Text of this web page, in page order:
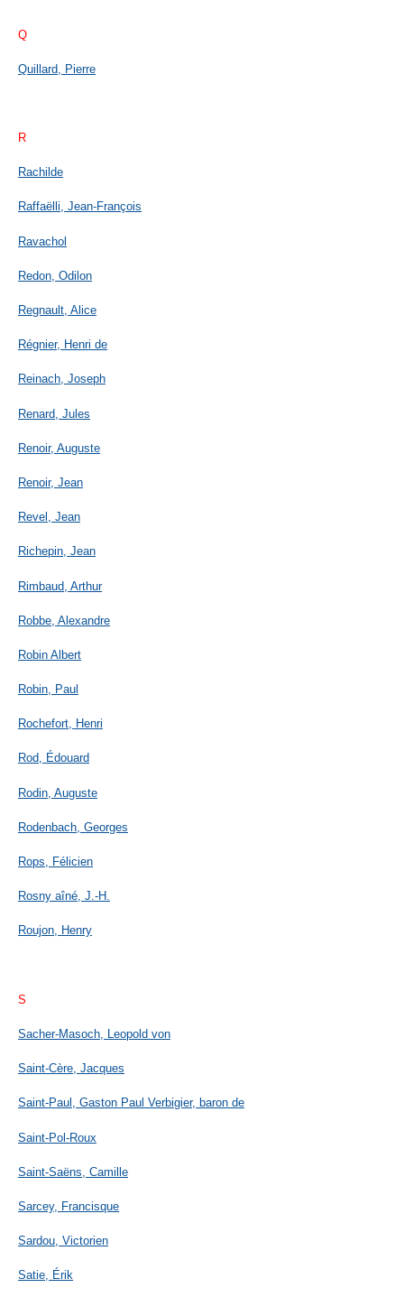
Q
Quillard, Pierre
R
Rachilde
Raffaëlli, Jean-François
Ravachol
Redon, Odilon
Regnault, Alice
Régnier, Henri de
Reinach, Joseph
Renard, Jules
Renoir, Auguste
Renoir, Jean
Revel, Jean
Richepin, Jean
Rimbaud, Arthur
Robbe, Alexandre
Robin Albert
Robin, Paul
Rochefort, Henri
Rod, Édouard
Rodin, Auguste
Rodenbach, Georges
Rops, Félicien
Rosny aîné, J.-H.
Roujon, Henry
S
Sacher-Masoch, Leopold von
Saint-Cère, Jacques
Saint-Paul, Gaston Paul Verbigier, baron de
Saint-Pol-Roux
Saint-Saëns, Camille
Sarcey, Francisque
Sardou, Victorien
Satie, Érik